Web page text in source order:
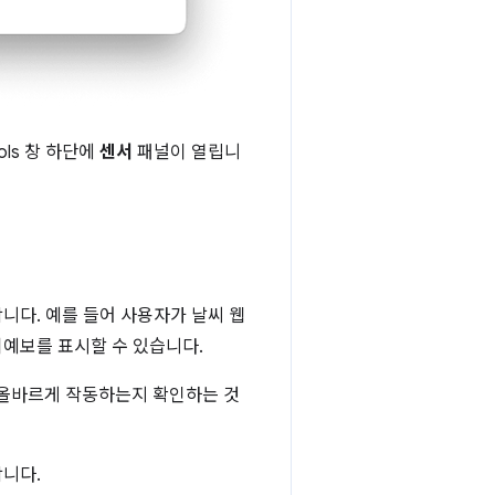
창 하단에 센서 패널이 열립니
다. 예를 들어 사용자가 날씨 웹
보를 표시할 수 있습니다.
바르게 작동하는지 확인하는 것
다.